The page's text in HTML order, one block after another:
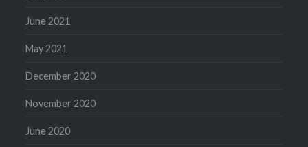
June 2021
May 2021
December 2020
November 2020
June 2020